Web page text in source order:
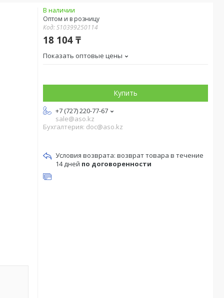
В наличии
Оптом и в розницу
Код:S10399250114
18 104 ₸
Показать оптовые цены
Купить
+7 (727) 220-77-67
sale@aso.kz
Бухгалтерия: doc@aso.kz
возврат товара в течение
14 дней по договоренности